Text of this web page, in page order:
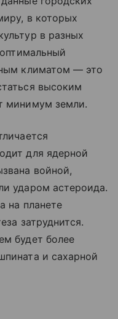
в которых
в разных
климатом — это
высоким
минимум земли.
для ядерной
войной,
ударом астероида.
на планете
затруднится.
будет более
и сахарной